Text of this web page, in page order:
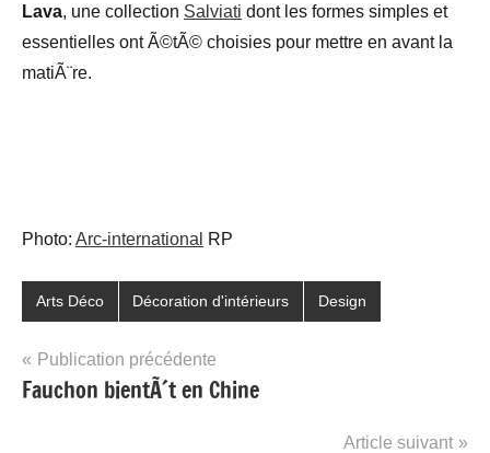
Lava, une collection Salviati dont les formes simples et
essentielles ont Ã©tÃ© choisies pour mettre en avant la
matiÃ¨re.
Photo: Arc-international RP
Arts Déco Décoration d'intérieurs Design
Navigation
de
Publication précédente
Fauchon bientÃ´t en Chine
Article suivant